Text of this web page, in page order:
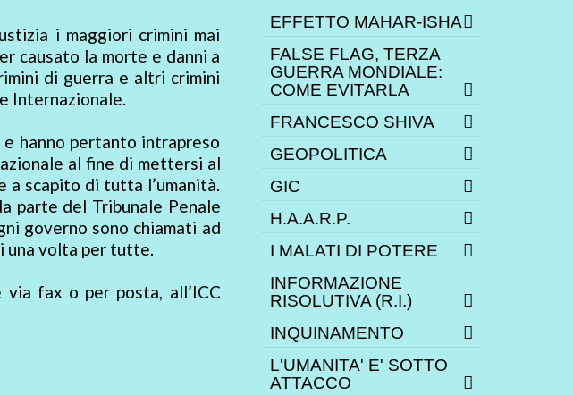
i maggiori crimini mai
causato la morte e danni a
di guerra e altri crimini
Internazionale.
hanno pertanto intrapreso
al fine di mettersi al
a scapito di tutta l’umanità.
parte del Tribunale Penale
governo sono chiamati ad
una volta per tutte.
via fax o per posta, all’ICC
EFFETTO MAHAR-ISHA
FALSE FLAG, TERZA
GUERRA MONDIALE:
COME EVITARLA
FRANCESCO SHIVA
GEOPOLITICA
GIC
H.A.A.R.P.
I MALATI DI POTERE
INFORMAZIONE
RISOLUTIVA (R.I.)
INQUINAMENTO
L'UMANITA' E' SOTTO
ATTACCO